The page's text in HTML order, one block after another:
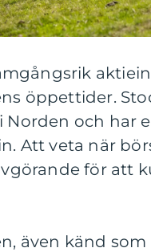
öppettider.
Norden och har
Att veta när
för att
även känd